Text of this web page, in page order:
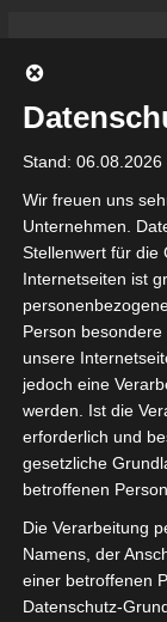
Stand: 06.08.2026
Wir freuen uns
Unternehmen.
Stellenwert für die
Internetseiten ist
Person
unsere
jedoch eine
werden. Ist die
erforderlich und
gesetzliche
betroffenen
Die Verarbeitung
Namens, der
einer betroffenen
Datenschutz-